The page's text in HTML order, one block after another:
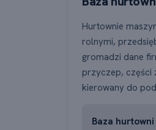
Hurtownie
rolnymi,
gromadzi dane
przyczep, części
kierowany do
Baza